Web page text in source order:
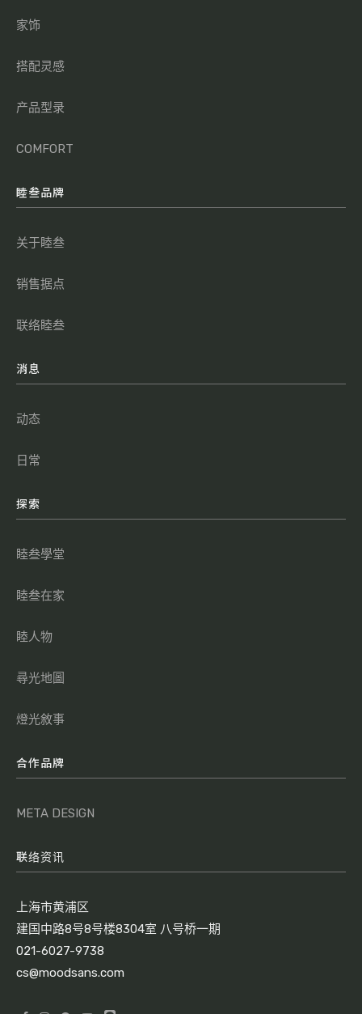
家饰
搭配灵感
产品型录
COMFORT
睦叁品牌
关于睦叁
销售据点
联络睦叁
消息
动态
日常
探索
睦叁學堂
睦叁在家
睦人物
尋光地圖
燈光敘事
合作品牌
META DESIGN
联络资讯
上海市黄浦区
建国中路8号8号楼8304室 八号桥一期
021-6027-9738
cs@moodsans.com